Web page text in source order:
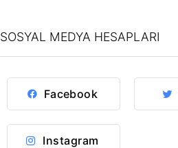
SOSYAL MEDYA HESAPLARI
Facebook
Instagram